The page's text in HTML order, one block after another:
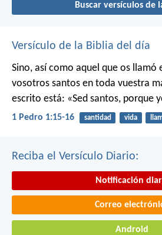
Buscar versículos de
Versículo de la Biblia del día
Sino, así como aquel que os llamó
vosotros santos en toda vuestra
escrito está: «Sed santos, porque
1 Pedro 1:15-16 santidad vida
Reciba el Versículo Diario:
Notificación
Correo
Android